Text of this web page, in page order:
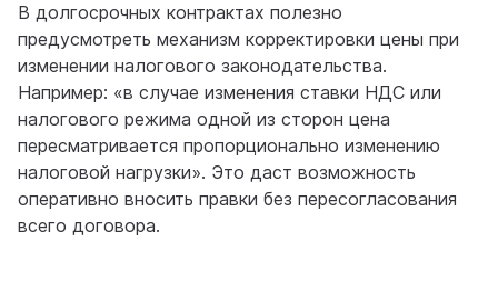
В долгосрочных контрактах полезно
предусмотреть механизм корректировки цены при
изменении налогового законодательства.
Например: «в случае изменения ставки НДС или
налогового режима одной из сторон цена
пересматривается пропорционально изменению
налоговой нагрузки». Это даст возможность
оперативно вносить правки без пересогласования
всего договора.